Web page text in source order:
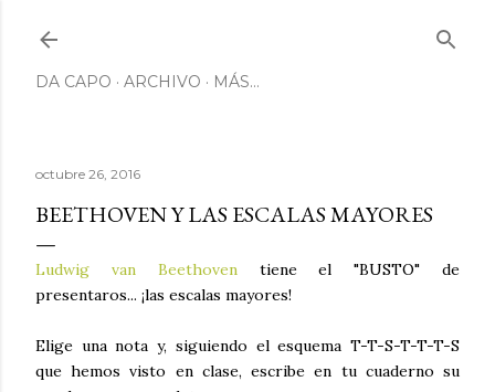
DA CAPO ARCHIVO MÁS…
octubre 26, 2016
BEETHOVEN Y LAS ESCALAS MAYORES
Ludwig van Beethoventiene el "BUSTO" de
presentaros... ¡las escalas mayores!
Elige una nota y, siguiendo el esquema T-T-S-T-T-T-S
que hemos visto en clase, escribe en tu cuaderno su